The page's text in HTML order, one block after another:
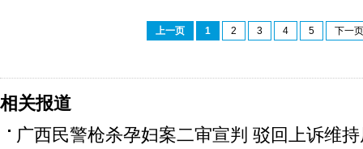
上一页 1 2 3 4 5 下一页
相关报道
广西民警枪杀孕妇案二审宣判 驳回上诉维